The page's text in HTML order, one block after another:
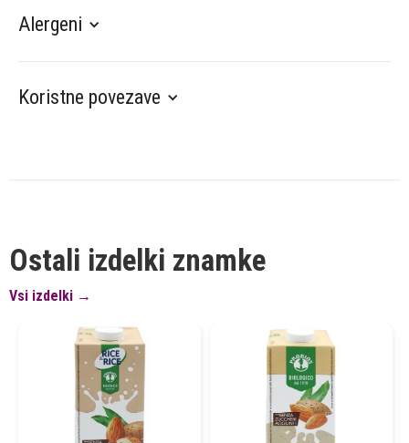
Alergeni
Koristne povezave
Ostali izdelki znamke
Vsi izdelki →